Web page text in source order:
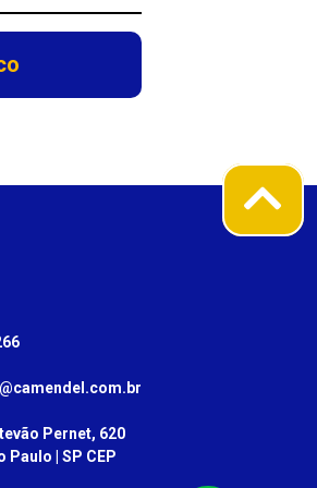
Pernet, 620
Paulo | SP CEP